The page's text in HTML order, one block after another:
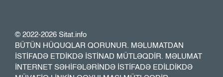
14:40 Ukraynada hərbi helikopterin qəzaya
uğraması nəticəsində bort texnik ölüb
© 2022-2026 Sitat.info
BÜTÜN HÜQUQLAR QORUNUR. MƏLUMATDAN
İSTİFADƏ ETDİKDƏ İSTİNAD MÜTLƏQDİR. MƏLUMAT
İNTERNET SƏHİFƏLƏRİNDƏ İSTİFADƏ EDİLDİKDƏ